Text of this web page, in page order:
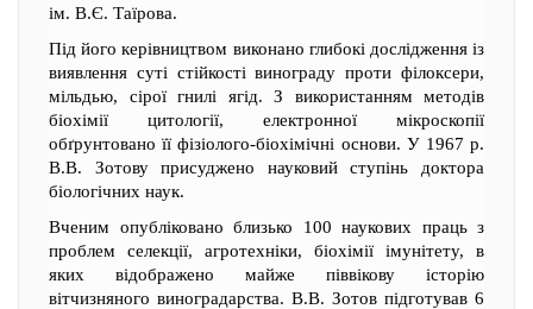
ім. В.Є. Таїрова.
Під його керівництвом виконано глибокі дослідження із
виявлення суті стійкості винограду проти філоксери,
мільдью, сірої гнилі ягід. З використанням методів
біохімії цитології, електронної мікроскопії
обґрунтовано її фізіолого-біохімічні основи. У 1967 р.
В.В. Зотову присуджено науковий ступінь доктора
біологічних наук.
Вченим опубліковано близько 100 наукових праць з
проблем селекції, агротехніки, біохімії імунітету, в
яких відображено майже піввікову історію
вітчизняного виноградарства. В.В. Зотов підготував 6